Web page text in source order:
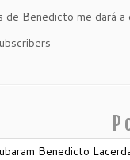
Benedicto me dará
Benedicto